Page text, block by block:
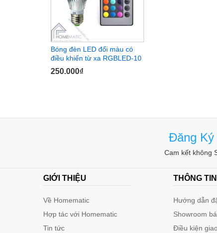
Bóng đèn LED đổi màu có
điều khiển từ xa RGBLED-10
250.000₫
250.000₫
Đăng Ký
Cam kết không
GIỚI THIỆU
Về Homematic
Hợp tác với Homematic
Tin tức
THÔNG
Hướng dẫn
Showroom
Điều kiện